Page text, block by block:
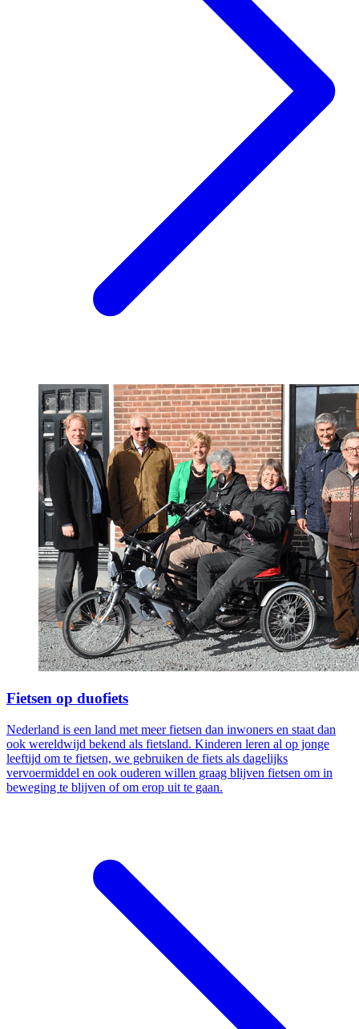
Fietsen op duofiets
Nederland is een land met meer fietsen dan inwoners en staat dan
ook wereldwijd bekend als fietsland. Kinderen leren al op jonge
leeftijd om te fietsen, we gebruiken de fiets als dagelijks
vervoermiddel en ook ouderen willen graag blijven fietsen om in
beweging te blijven of om erop uit te gaan.